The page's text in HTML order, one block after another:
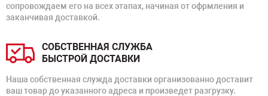
сопровождаем его на всех этапах, начиная от офрмления и
заканчивая доставкой.
СОБСТВЕННАЯ СЛУЖБА
БЫСТРОЙ ДОСТАВКИ
Наша собственная служда доставки организованно доставит
ваш товар до указанного адреса и произведет разгрузку.